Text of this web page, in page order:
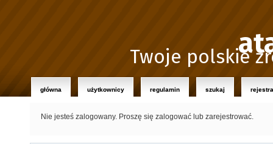
Twoje polskie
główna użytkownicy regulamin szukaj
Nie jesteś zalogowany. Proszę się zalogować lub zarejestrować.